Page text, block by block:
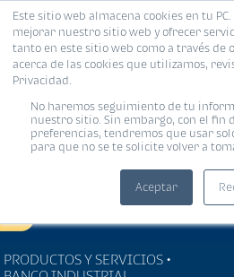
Este sitio web almacena cookies en tu
mejorar nuestro sitio web y ofrecer
tanto en este sitio web como a través de
acerca de las cookies que utilizamos,
Privacidad.
No haremos seguimiento de tu
nuestro sitio. Sin embargo, con el fin
preferencias, tendremos que usar
para que no se te solicite volver a
Aceptar
PRODUCTOS Y SERVICIOS •